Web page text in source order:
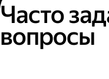
Часто
вопросы